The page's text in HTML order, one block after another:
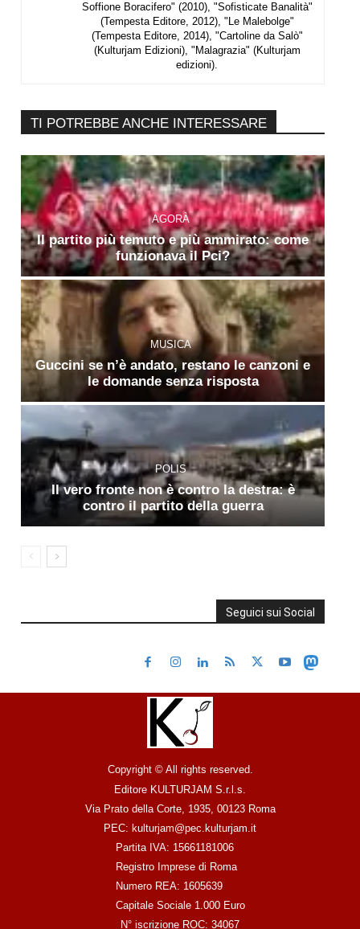
Soffione Boracifero" (2010), "Sofisticate Banalità"
(Tempesta Editore, 2012), "Le Malebolge"
(Tempesta Editore, 2014), "Cartoline da Salò"
(Kulturjam Edizioni), "Malagrazia" (Kulturjam
edizioni).
TI POTREBBE ANCHE INTERESSARE
AGORÀ
Il partito più temuto e più ammirato: come
funzionava il Pci?
MUSICA
Guccini se n’è andato, restano le canzoni e
le domande senza risposta
POLIS
Il vero fronte non è contro la destra: è
contro il partito della guerra
Seguici sui Social
Copyright © All rights reserved.
Editore KULTURJAM S.r.l.s.
Via Prato della Corte, 1935, 00123 Roma
PEC: kulturjam@pec.kulturjam.it
Partita IVA: 15661181006
Registro Imprese di Roma
Numero REA: 1605639
Capitale Sociale 1.000 Euro
N° iscrizione ROC: 34067